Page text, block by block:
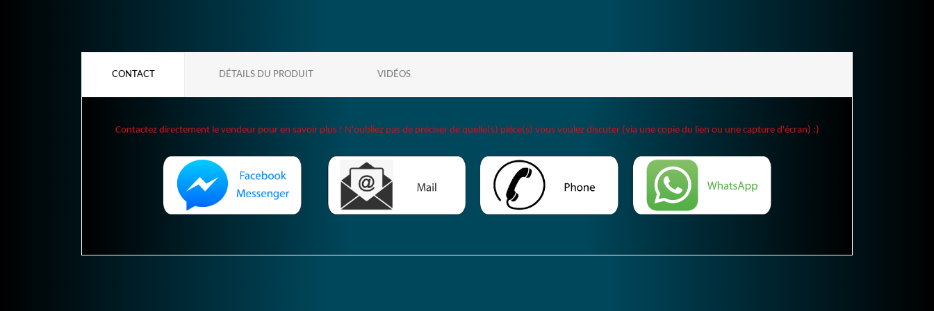
CONTACT DÉTAILS DU PRODUIT VIDÉOS
Contactez directement le vendeur pour en savoir plus ! N'oubliez pas de préciser de quelle(s) pièce(s) vous voulez discuter (via une copie du lien ou une capture d'écran) :)